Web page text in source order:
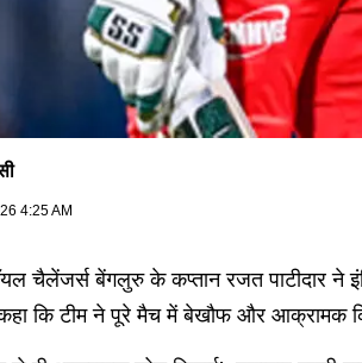
4:25 AM
चैलेंजर्स बेंगलुरु के कप्तान रजत पाटीदार ने
कि टीम ने पूरे मैच में बेखौफ और आक्रामक